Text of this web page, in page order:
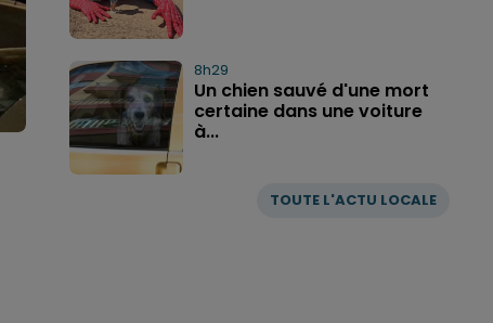
TOUTE L'ACTU LOCALE
8h29
Un chien sauvé d'une mort
certaine dans une voiture
à...